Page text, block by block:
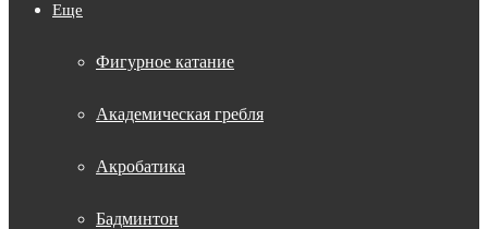
Еще
Фигурное катание
Академическая гребля
Акробатика
Бадминтон